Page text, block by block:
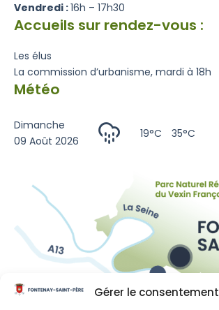
Gérer le consentement
Vendredi :16h – 17h30
Accueils sur rendez-vous :
Les élus
La commission d’urbanisme, mardi à 18h
Météo
Dimanche
09 Août 2026
19°C 35°C